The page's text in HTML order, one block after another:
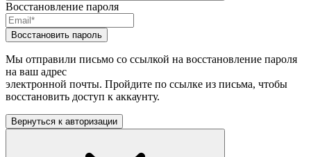
Восстановление пароля
Восстановить пароль
Мы отправили письмо со ссылкой на восстановление пароля
на ваш адрес
электронной почты. Пройдите по ссылке из письма, чтобы
восстановить доступ к аккаунту.
Вернуться к авторизации